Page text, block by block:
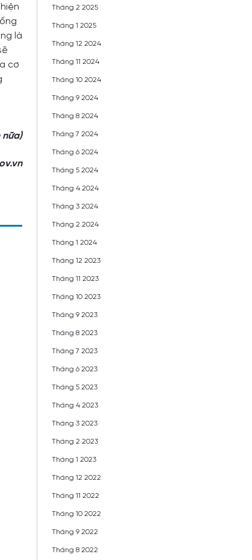
là
cơ
nữa)
Tháng 2 2025
Tháng 1 2025
Tháng 12 2024
Tháng 11 2024
Tháng 10 2024
Tháng 9 2024
Tháng 8 2024
Tháng 7 2024
Tháng 6 2024
Tháng 5 2024
Tháng 4 2024
Tháng 3 2024
Tháng 2 2024
Tháng 1 2024
Tháng 12 2023
Tháng 11 2023
Tháng 10 2023
Tháng 9 2023
Tháng 8 2023
Tháng 7 2023
Tháng 6 2023
Tháng 5 2023
Tháng 4 2023
Tháng 3 2023
Tháng 2 2023
Tháng 1 2023
Tháng 12 2022
Tháng 11 2022
Tháng 10 2022
Tháng 9 2022
Tháng 8 2022